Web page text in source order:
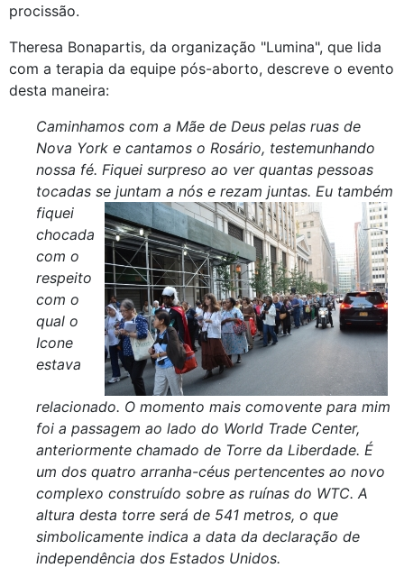
procissão.
Theresa Bonapartis, da organização "Lumina", que lida
com a terapia da equipe pós-aborto, descreve o evento
desta maneira:
Caminhamos com a Mãe de Deus pelas ruas de
Nova York e cantamos o Rosário, testemunhando
nossa fé. Fiquei surpreso ao ver quantas pessoas
tocadas se juntam a nós e rezam juntas. Eu também
fiquei
chocada
com o
respeito
com o
qual o
Icone
estava
relacionado. O momento mais comovente para mim
foi a passagem ao lado do World Trade Center,
anteriormente chamado de Torre da Liberdade. É
um dos quatro arranha-céus pertencentes ao novo
complexo construído sobre as ruínas do WTC. A
altura desta torre será de 541 metros, o que
simbolicamente indica a data da declaração de
independência dos Estados Unidos.